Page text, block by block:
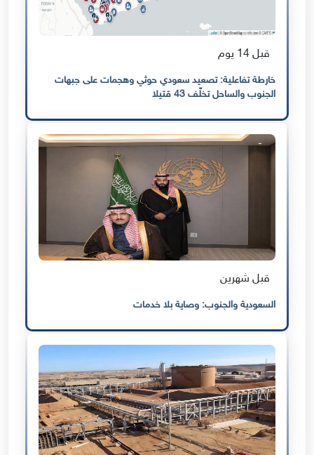
قبل 14 يوم
خارطة تفاعلية: تصعيد سعودي حوثي وهجمات على جبهات
الجنوب والساحل تخلّف 43 قتيلا
قبل شهرين
السعودية والجنوب: وصاية بلا خدمات